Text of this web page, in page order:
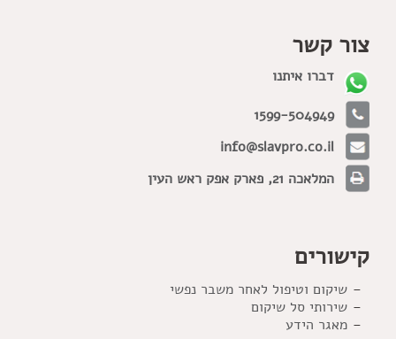
צור קשר
דברו איתנו
1599-504949
info@slavpro.co.il
המלאכה 21, פארק אפק ראש העין
קישורים
שיקום וטיפול לאחר משבר נפשי
שירותי סל שיקום
מאגר הידע